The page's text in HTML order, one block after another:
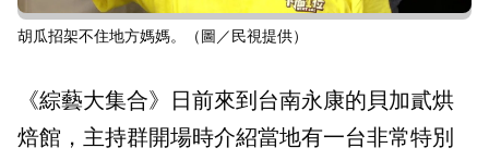
胡瓜招架不住地方媽媽。（圖／民視提供）
《綜藝大集合》日前來到台南永康的貝加貳烘
焙館，主持群開場時介紹當地有一台非常特別